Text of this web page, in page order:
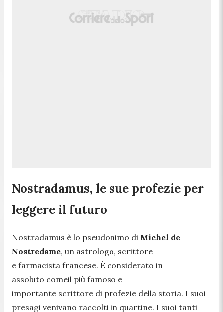
Nostradamus, le sue profezie per
leggere il futuro
Nostradamus è lo pseudonimo di Michel de
Nostredame, un astrologo, scrittore
e farmacista francese. È considerato in
assoluto comeil più famoso e
importante scrittore di profezie della storia. I suoi
presagi venivano raccolti in quartine. I suoi tanti